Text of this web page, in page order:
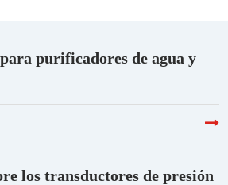
purificadores de agua y
los transductores de presión